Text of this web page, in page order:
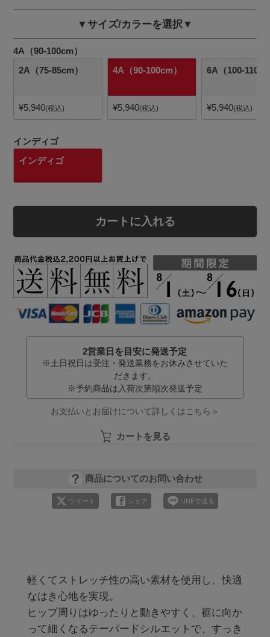
▼サイズ/カラーを選択▼
4A（90-100cm）
2A（75-85cm）
¥5,940 税込
4A（90-100cm）
¥5,940 税込
6A（100-
¥5,940 税込
インディゴ
インディゴ
カートに入れる
2営業日を目安に発送予定
※土日祝日は受注・発送業務をお休みさせていた
だきます。
※予約商品は入荷次第順次発送予定
お支払いとお届けについて詳しくはこちら＞
カートを見る
商品についてのお問い合わせ
ツイート シェア LINEで送る
軽くてストレッチ性の高い素材を使用し、快適
なはき心地を実現。
ヒップ周りはゆったりと動きやすく、裾に向か
って細くなるテーパードシルエットで、すっき